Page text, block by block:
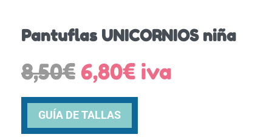
Pantuflas UNICORNIOS niña
8,50€ El
precio
original
era:
8,50€.
6,80€El
precio
actual
iva
GUÍA DE TALLAS